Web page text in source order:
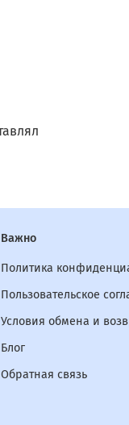
Важно
Политика
Пользовательское
Условия обмена и
Блог
Обратная связь